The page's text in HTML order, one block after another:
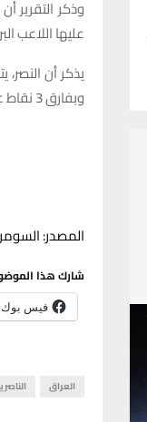
عليها اللاعب
وبفارق 3 نقاط عن برسبوليس “الوصيف”.
المصدر:
شارك هذا
فيس بوك
العراق